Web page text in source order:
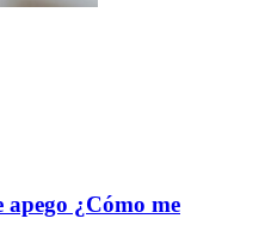
apego ¿Cómo me